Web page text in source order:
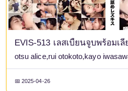
EVIS-513 เลสเบี้ยนจูบพร้อมเ
otsu alice,rui otokoto,kayo
📅 2025-04-26